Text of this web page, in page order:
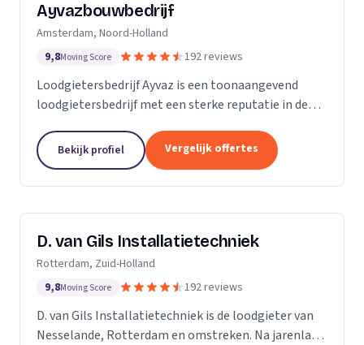
Ayvazbouwbedrijf
Amsterdam, Noord-Holland
9,8Moving Score 192 reviews
Loodgietersbedrijf Ayvaz is een toonaangevend
loodgietersbedrijf met een sterke reputatie in de
met een passie voor het leveren van hoogwaardige...
Bekijk profiel Vergelijk offertes
D. van Gils Installatietechniek
Rotterdam, Zuid-Holland
9,8Moving Score 192 reviews
D. van Gils Installatietechniek is de loodgieter van
Nesselande, Rotterdam en omstreken. Na jarenlang